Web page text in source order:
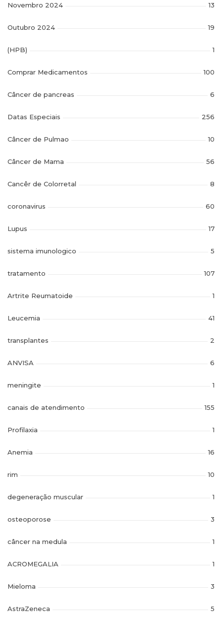
Novembro 2024 13
Outubro 2024 19
(HPB) 1
Comprar Medicamentos 100
Câncer de pancreas 6
Datas Especiais 256
Câncer de Pulmao 10
Câncer de Mama 56
Cancêr de Colorretal 8
coronavirus 60
Lupus 17
sistema imunologico 5
tratamento 107
Artrite Reumatoide 1
Leucemia 41
transplantes 2
ANVISA 6
meningite 1
canais de atendimento 155
Profilaxia 1
Anemia 16
rim 10
degeneração muscular 1
osteoporose 3
câncer na medula 1
ACROMEGALIA 1
Mieloma 3
AstraZeneca 5